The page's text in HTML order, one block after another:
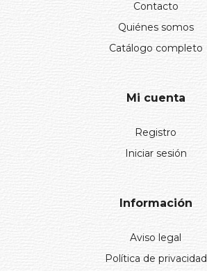
Contacto
Quiénes somos
Catálogo completo
Mi cuenta
Registro
Iniciar sesión
Información
Aviso legal
Política de privacidad